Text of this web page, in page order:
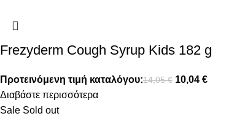
Frezyderm Cough Syrup Kids 182 g
Προτεινόμενη τιμή καταλόγου:14,05€ 10,04 €
Διαβάστε περισσότερα
Sale Sold out